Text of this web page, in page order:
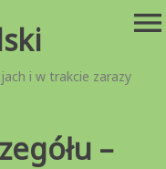
i w trakcie zarazy
menu
–